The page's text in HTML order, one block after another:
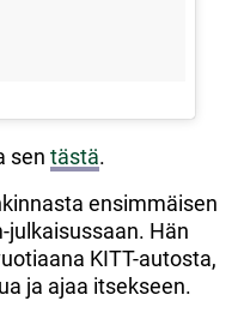
sen tästä.
ensimmäisen
julkaisussaan. Hän
KITT-autosta,
ja ajaa itsekseen.